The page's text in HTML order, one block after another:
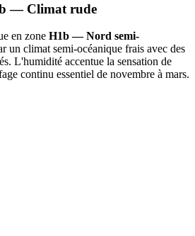
— Climat rude
en zone H1b — Nord semi-
un climat semi-océanique frais avec des
L'humidité accentue la sensation de
continu essentiel de novembre à mars.